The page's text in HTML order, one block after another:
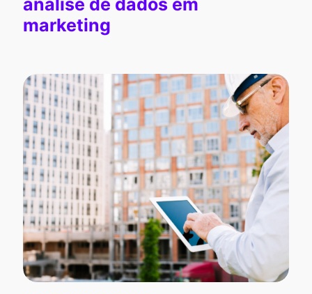
análise de dados em
marketing